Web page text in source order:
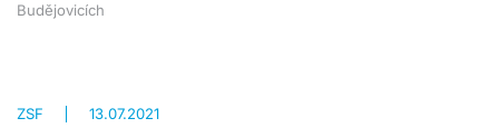
Budějovicích
ZSF 13.07.2021